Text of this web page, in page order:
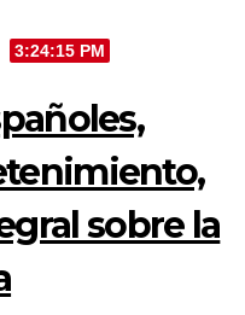
3:24:16 PM
sobre la